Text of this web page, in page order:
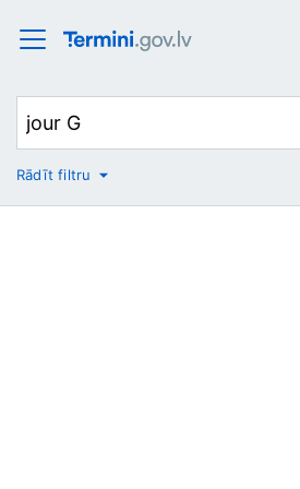
No
Rādīt filtru